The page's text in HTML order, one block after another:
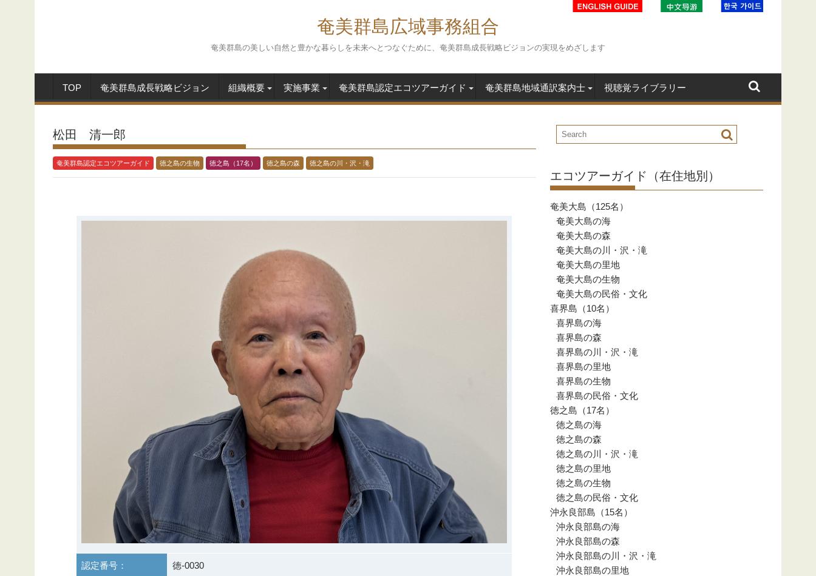
奄美群島広域事務組合
奄美群島の美しい自然と豊かな暮らしを未来へとつなぐために、奄美群島成長戦略ビジョンの実現をめざします
TOP 奄美群島成長戦略ビジョン 組織概要 実施事業 奄美群島認定エコツアーガイド 奄美群島地域通訳案内士 視聴覚ライブラリー
松田 清一郎
奄美群島認定エコツアーガイド 徳之島の生物 徳之島（17名） 徳之島の森 徳之島の川・沢・滝
認定番号： 徳-0030
エコツアーガイド（在住地別）
奄美大島（125名）
奄美大島の海
奄美大島の森
奄美大島の川・沢・滝
奄美大島の里地
奄美大島の生物
奄美大島の民俗・文化
喜界島（10名）
喜界島の海
喜界島の森
喜界島の川・沢・滝
喜界島の里地
喜界島の生物
喜界島の民俗・文化
徳之島（17名）
徳之島の海
徳之島の森
徳之島の川・沢・滝
徳之島の里地
徳之島の生物
徳之島の民俗・文化
沖永良部島（15名）
沖永良部島の海
沖永良部島の森
沖永良部島の川・沢・滝
沖永良部島の里地